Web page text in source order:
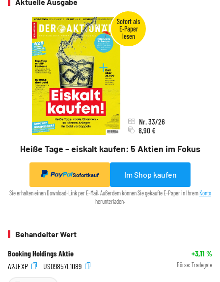
Heiße Tage – eiskalt kaufen: 5 Aktien im Fokus
Nr. 33/26
8,90 €
Sofortkauf Im Shop kaufen
Sie erhalten einen Download-Link per E-Mail. Außerdem können Sie gekaufte E-Paper in Ihrem Konto
herunterladen.
Behandelter Wert
Booking Holdings Aktie +3,11 %
A2JEXP
US09857L1089 Börse: Tradegate